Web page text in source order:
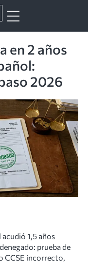
en 2 años
2026
acudió 1,5 años
prueba de
CCSE incorrecto,